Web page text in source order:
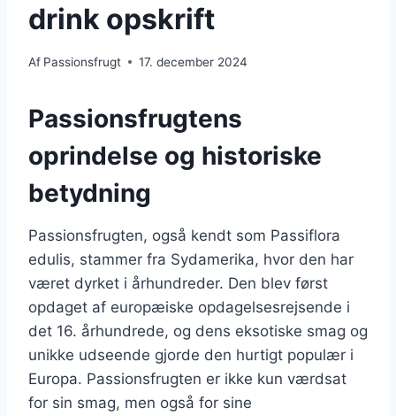
drink opskrift
Af Passionsfrugt 17. december 2024
Passionsfrugtens
oprindelse og historiske
betydning
Passionsfrugten, også kendt som Passiflora
edulis, stammer fra Sydamerika, hvor den har
været dyrket i århundreder. Den blev først
opdaget af europæiske opdagelsesrejsende i
det 16. århundrede, og dens eksotiske smag og
unikke udseende gjorde den hurtigt populær i
Europa. Passionsfrugten er ikke kun værdsat
for sin smag, men også for sine